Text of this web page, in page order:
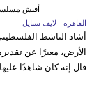
أفيش
القاهرة - لايف ستايل
أشاد الناشط
الأرض، معبرًا عن
قال إنه كان شاهدًا